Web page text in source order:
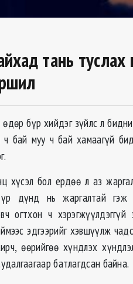
тань
бүр хийдэг зүйлс л
бай муу ч бай хамаагүй
хүсэл бол ердөө л аз
үр дүнд нь жаргалтай
ч хэрэгжүүлдэггүй
эдгээрийг хэвшүүлж
өөрийгөө хүндлэх
батлагдсан байна.